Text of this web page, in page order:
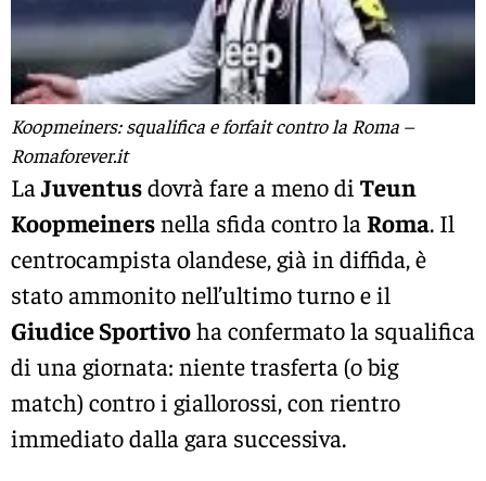
Koopmeiners: squalifica e forfait contro la Roma –
Romaforever.it
La Juventusdovrà fare a meno di Teun
Koopmeinersnella sfida contro la Roma. Il
centrocampista olandese, già in diffida, è
stato ammonito nell’ultimo turno e il
Giudice Sportivoha confermato la squalifica
di una giornata: niente trasferta (o big
match) contro i giallorossi, con rientro
immediato dalla gara successiva.